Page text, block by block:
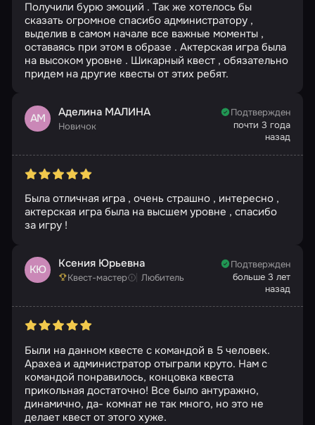
Получили бурю эмоций . Так же хотелось бы
сказать огромное спасибо администратору ,
выделив в самом начале все важные моменты ,
оставаясь при этом в образе . Актерская игра была
на высоком уровне . Шикарный квест , обязательно
придем на другие квесты от этих ребят.
АМ Аделина МАЛИНА
Новичок
Подтвержден
почти 3 года
назад
Была отличная игра , очень страшно , интересно ,
актерская игра была на высшем уровне , спасибо
за игру !
КЮ Ксения Юрьевна
Квест-мастер Любитель
Подтвержден
больше 3 лет
назад
Были на данном квесте с командой в 5 человек.
Арахеа и администратор отыграли круто. Нам с
командой понравилось, концовка квеста
прикольная достаточно! Все было антуражно,
динамично, да- комнат не так много, но это не
делает квест от этого хуже.